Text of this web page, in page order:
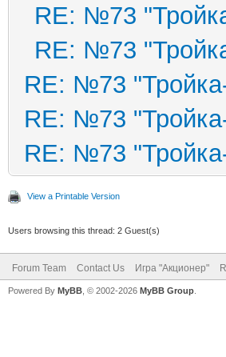
RE: №73
RE: №73
RE: №73
RE: №73
RE: №73
View a Printable Version
Users browsing this thread: 2 Guest(s)
Forum Team Contact Us Игра "Акционер"
Powered By MyBB , © 2002-2026 MyBB Group